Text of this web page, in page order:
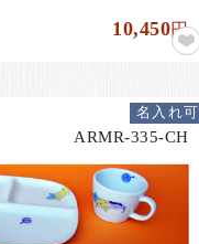
10,450円
ARMR-335-CH
名入れ可